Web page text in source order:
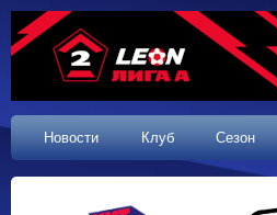
Новости Клуб Сезон